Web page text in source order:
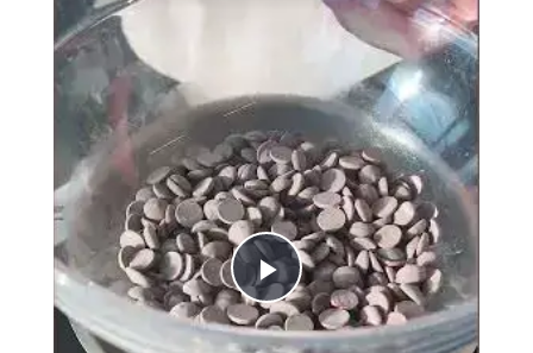
Play